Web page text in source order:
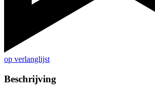
op verlanglijst
Beschrijving